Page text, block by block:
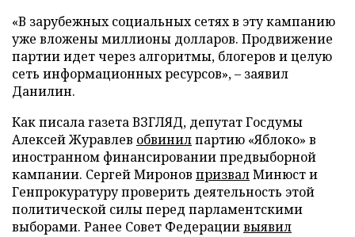
«В зарубежных социальных сетях в эту кампанию
уже вложены миллионы долларов. Продвижение
партии идет через алгоритмы, блогеров и целую
сеть информационных ресурсов», – заявил
Данилин.
Как писала газета ВЗГЛЯД, депутат Госдумы
Алексей Журавлев обвинилпартию «Яблоко» в
иностранном финансировании предвыборной
кампании. Сергей Миронов призвалМинюст и
Генпрокуратуру проверить деятельность этой
политической силы перед парламентскими
выборами. Ранее Совет Федерациивыявил